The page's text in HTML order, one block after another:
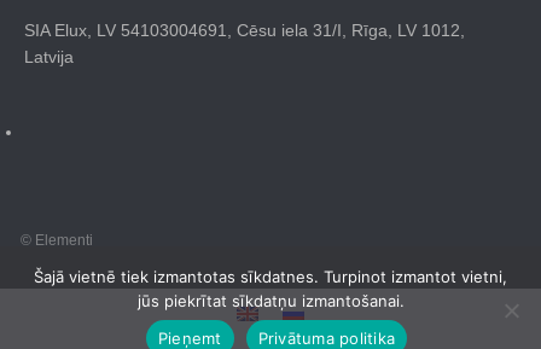
SIA Elux, LV 54103004691, Cēsu iela 31/I, Rīga, LV 1012,
Latvija
© Elementi
Šajā vietnē tiek izmantotas sīkdatnes. Turpinot izmantot vietni,
jūs piekrītat sīkdatņu izmantošanai.
Pieņemt
Privātuma politika